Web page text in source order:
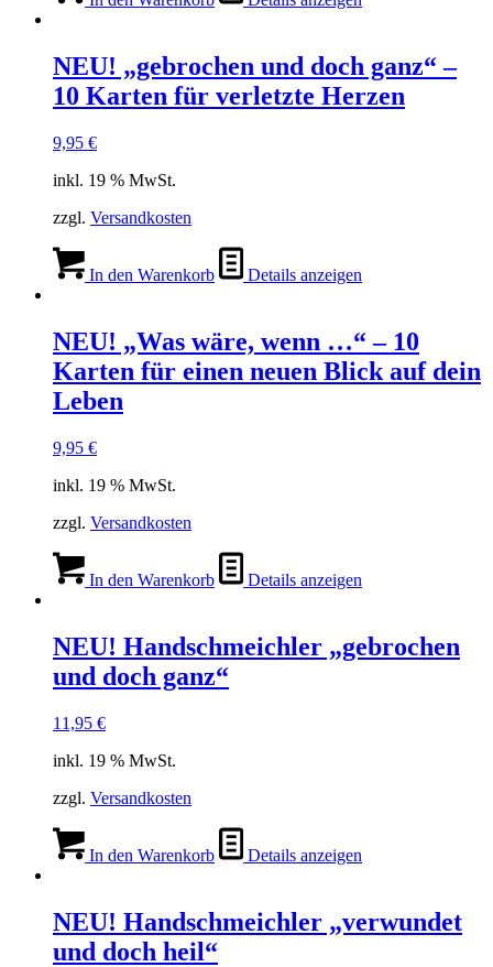
NEU! „gebrochen und doch ganz“ –
10 Karten für verletzte Herzen
9,95 €
inkl. 19 % MwSt.
zzgl. Versandkosten
In den Warenkorb Details anzeigen
NEU! „Was wäre, wenn …“ – 10
Karten für einen neuen Blick auf dein
Leben
9,95 €
inkl. 19 % MwSt.
zzgl. Versandkosten
In den Warenkorb Details anzeigen
NEU! Handschmeichler „gebrochen
und doch ganz“
11,95 €
inkl. 19 % MwSt.
zzgl. Versandkosten
In den Warenkorb Details anzeigen
NEU! Handschmeichler „verwundet
und doch heil“